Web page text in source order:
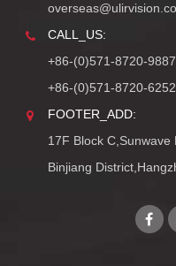
CALL_US:
+86-(0)571-8720-9887
+86-(0)571-8720-6252
FOOTER_ADD:
17F Block C,Sunwave
Binjiang